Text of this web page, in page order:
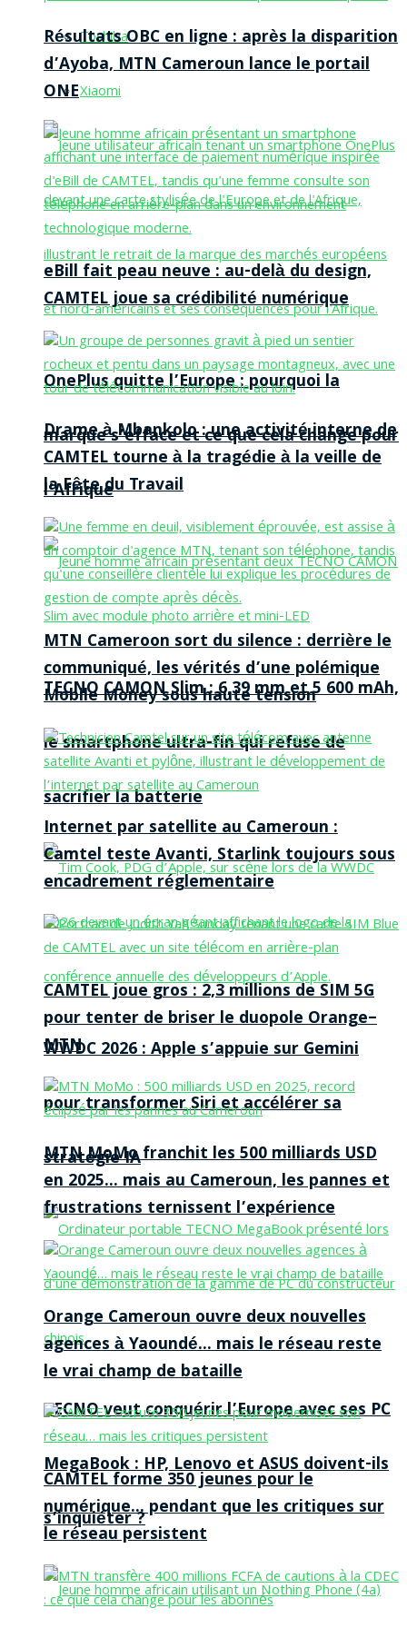
Toshiba
Xiaomi
OnePlus quitte l’Europe : pourquoi la
marque s’efface et ce que cela change pour
l’Afrique
TECNO CAMON Slim : 6,39 mm et 5 600 mAh,
le smartphone ultra-fin qui refuse de
sacrifier la batterie
WWDC 2026 : Apple s’appuie sur Gemini
pour transformer Siri et accélérer sa
stratégie IA
TECNO veut conquérir l’Europe avec ses PC
MegaBook : HP, Lenovo et ASUS doivent-ils
s’inquiéter ?
Résultats OBC en ligne : après la disparition
d’Ayoba, MTN Cameroun lance le portail
ONE
eBill fait peau neuve : au-delà du design,
CAMTEL joue sa crédibilité numérique
Drame à Mbankolo : une activité interne de
CAMTEL tourne à la tragédie à la veille de
la Fête du Travail
MTN Cameroon sort du silence : derrière le
communiqué, les vérités d’une polémique
Mobile Money sous haute tension
Internet par satellite au Cameroun :
Camtel teste Avanti, Starlink toujours sous
encadrement réglementaire
CAMTEL joue gros : 2,3 millions de SIM 5G
pour tenter de briser le duopole Orange–
MTN
MTN MoMo franchit les 500 milliards USD
en 2025… mais au Cameroun, les pannes et
frustrations ternissent l’expérience
Orange Cameroun ouvre deux nouvelles
agences à Yaoundé… mais le réseau reste
le vrai champ de bataille
CAMTEL forme 350 jeunes pour le
numérique… pendant que les critiques sur
le réseau persistent